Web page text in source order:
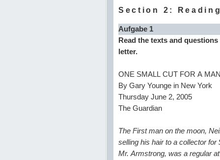
Section 2:
Aufgabe 1
Read the texts and
letter.
ONE SMALL CUT FOR A
By Gary Younge in New York
Thursday June 2, 2005
The Guardian
The First man on the moon,
selling his hair to a collector for
Mr. Armstrong, was a regular